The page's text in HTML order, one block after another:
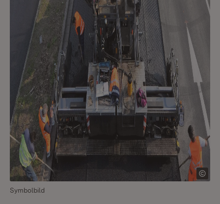
Symbolbild